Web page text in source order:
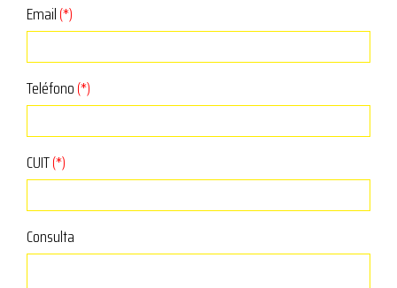
Email(*)
Teléfono(*)
CUIT(*)
Consulta